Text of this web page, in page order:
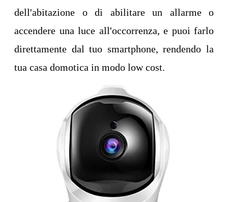
dell'abitazione o di abilitare un allarme o
accendere una luce all'occorrenza, e puoi farlo
direttamente dal tuo smartphone, rendendo la
tua casa domotica in modo low cost.